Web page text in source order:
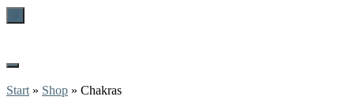
Start » Shop » Chakras